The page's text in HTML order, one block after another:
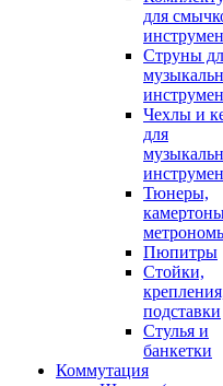
для
Струны
Чехлы и
для
Тюнеры,
Пюпитры
Стойки,
подставки
Стулья и
банкетки
Коммутация